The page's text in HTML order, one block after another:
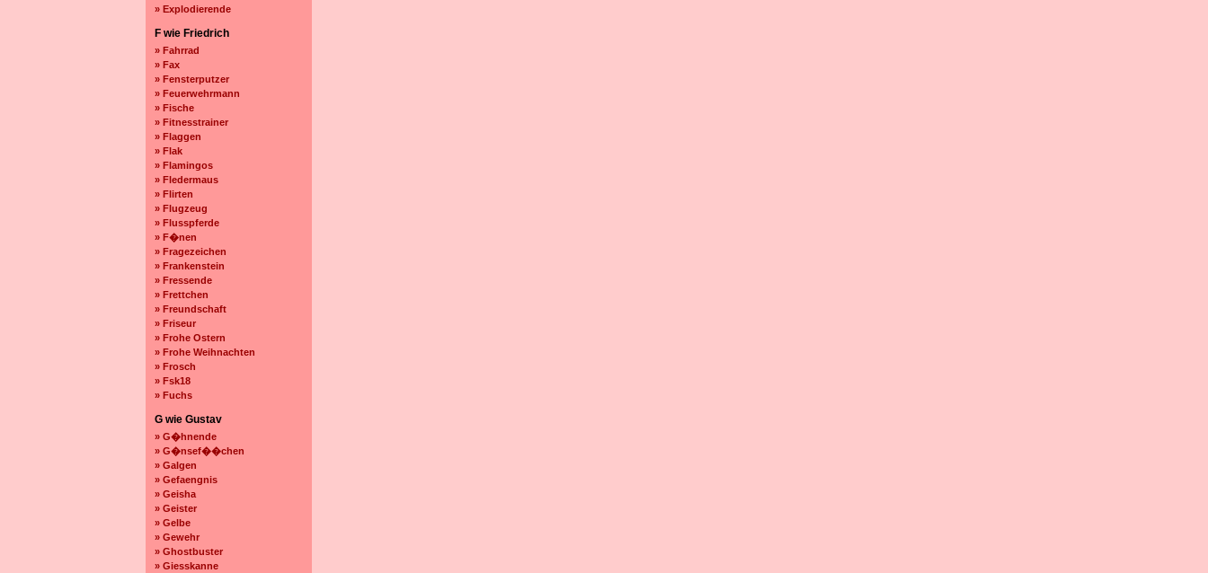
» Explodierende
F wie Friedrich
» Fahrrad
» Fax
» Fensterputzer
» Feuerwehrmann
» Fische
» Fitnesstrainer
» Flaggen
» Flak
» Flamingos
» Fledermaus
» Flirten
» Flugzeug
» Flusspferde
» F�nen
» Fragezeichen
» Frankenstein
» Fressende
» Frettchen
» Freundschaft
» Friseur
» Frohe Ostern
» Frohe Weihnachten
» Frosch
» Fsk18
» Fuchs
G wie Gustav
» G�hnende
» G�nsef��chen
» Galgen
» Gefaengnis
» Geisha
» Geister
» Gelbe
» Gewehr
» Ghostbuster
» Giesskanne